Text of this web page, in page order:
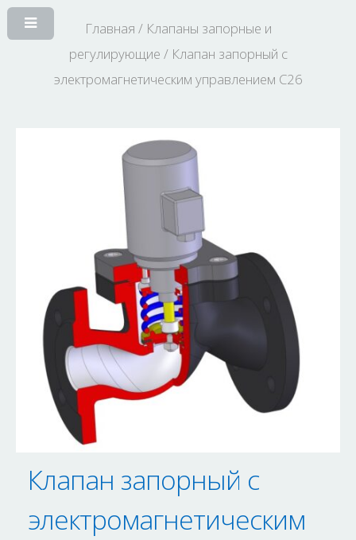
Главная / Клапаны запорные и
регулирующие / Клапан запорный с
электромагнетическим управлением C26
Клапан запорный с
электромагнетическим